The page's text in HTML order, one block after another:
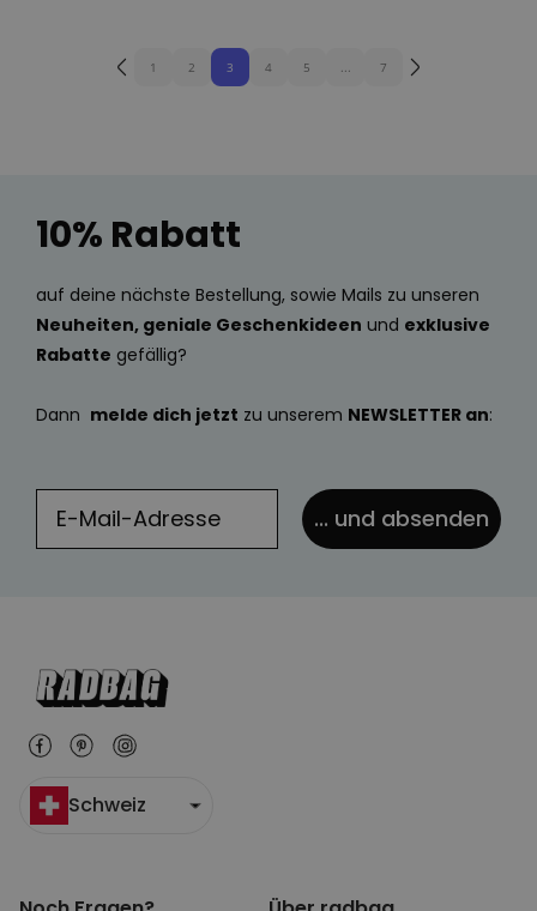
1 2 3 4 5 ... 7
10% Rabatt
auf deine nächste Bestellung, sowie Mails zu unseren
Neuheiten, geniale Geschenkideen und exklusive
Rabatte gefällig?
Dann melde dich jetzt zu unserem NEWSLETTER an:
... und absenden
Schweiz